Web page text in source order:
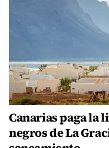
Canarias paga la
negros de La